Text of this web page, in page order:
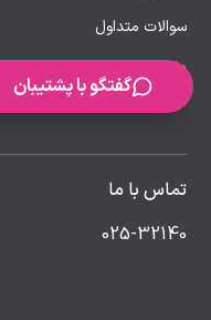
سوالات متداول
مقالات
تماس با ما
025-32140
گفتگو با پشتیبان